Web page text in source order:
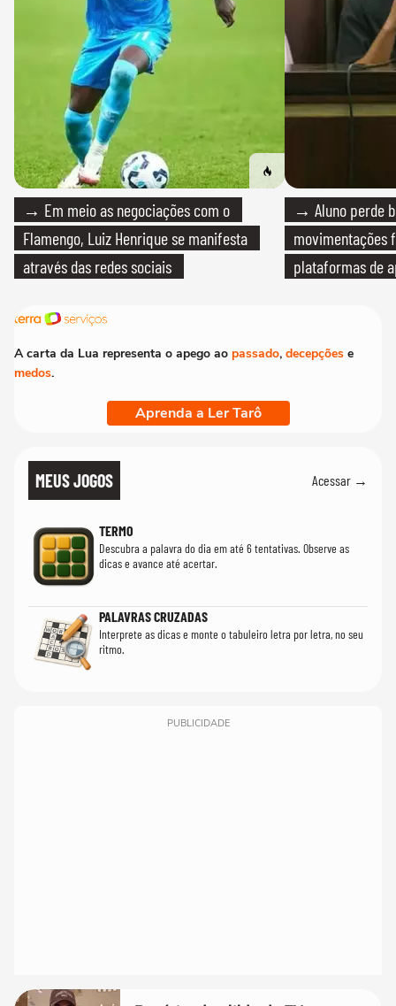
→ Em meio as negociações com o
Flamengo, Luiz Henrique se manifesta
através das redes sociais
→ Aluno perde
movimentações
plataformas de
A carta da Lua representa o apego ao passado, decepções e
medos.
Aprenda a Ler Tarô
MEUS JOGOS Acessar →
TERMO
Descubra a palavra do dia em até 6 tentativas. Observe as
dicas e avance até acertar.
PALAVRAS CRUZADAS
Interprete as dicas e monte o tabuleiro letra por letra, no seu
ritmo.
PUBLICIDADE